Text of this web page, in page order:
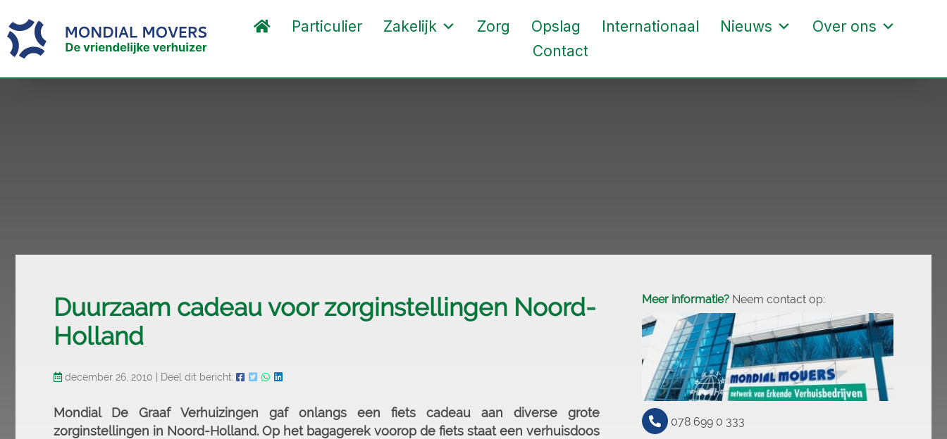
Particulier Zakelijk Zorg Opslag Internationaal Nieuws
Over ons
Contact
Duurzaam cadeau voor zorginstellingen Noord-
Holland
december 26, 2010 Deel dit bericht:
Mondial De Graaf Verhuizingen gaf onlangs een fiets cadeau aan diverse grote
zorginstellingen in Noord-Holland. Op het bagagerek voorop de fiets staat een verhuisdoos
Meer informatie?Neem contact op:
078 699 0 333